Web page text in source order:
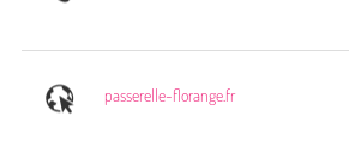
passerelle-florange.fr